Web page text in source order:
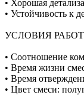
• Хорошая
• Устойчивость к
УСЛОВИЯ
• Соотношение
• Время жизни
• Время
• Цвет смеси: